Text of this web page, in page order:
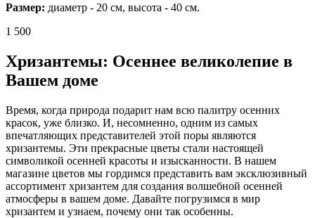
Размер: диаметр - 20 см, высота - 40 см.
1 500
Хризантемы: Осеннее великолепие в
Вашем доме
Время, когда природа подарит нам всю палитру осенних
красок, уже близко. И, несомненно, одним из самых
впечатляющих представителей этой поры являются
хризантемы. Эти прекрасные цветы стали настоящей
символикой осенней красоты и изысканности. В нашем
магазине цветов мы гордимся представить вам эксклюзивный
ассортимент хризантем для создания волшебной осенней
атмосферы в вашем доме. Давайте погрузимся в мир
хризантем и узнаем, почему они так особенны.